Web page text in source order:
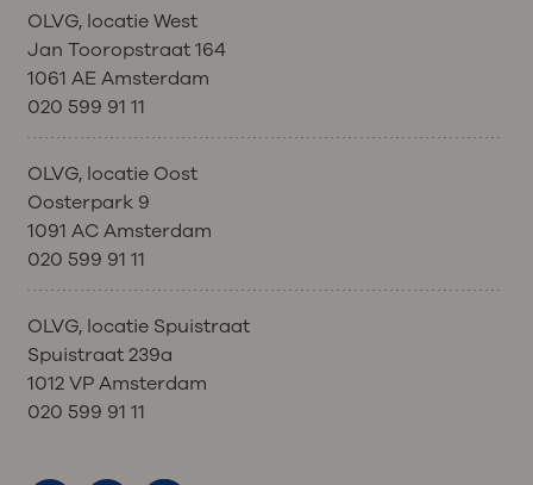
OLVG, locatie West
Jan Tooropstraat 164
1061 AE Amsterdam
020 599 91 11
OLVG, locatie Oost
Oosterpark 9
1091 AC Amsterdam
020 599 91 11
OLVG, locatie Spuistraat
Spuistraat 239a
1012 VP Amsterdam
020 599 91 11